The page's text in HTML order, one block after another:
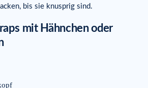
bis sie knusprig sind.
mit Hähnchen oder